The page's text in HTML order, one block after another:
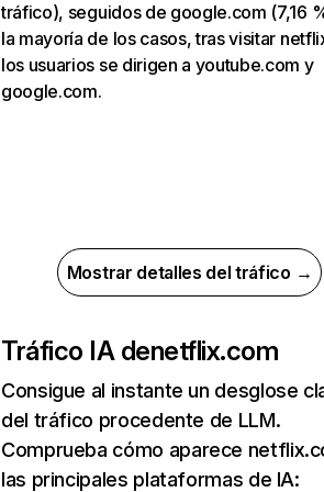
tráfico), seguidos de google.com (7,16
la mayoría de los casos, tras visitar
los usuarios se dirigen a youtube.com y
google.com.
Mostrar detalles del tráfico →
Tráfico IA denetflix.com
Consigue al instante un desglose
del tráfico procedente de LLM.
Comprueba cómo aparece
las principales plataformas de IA: